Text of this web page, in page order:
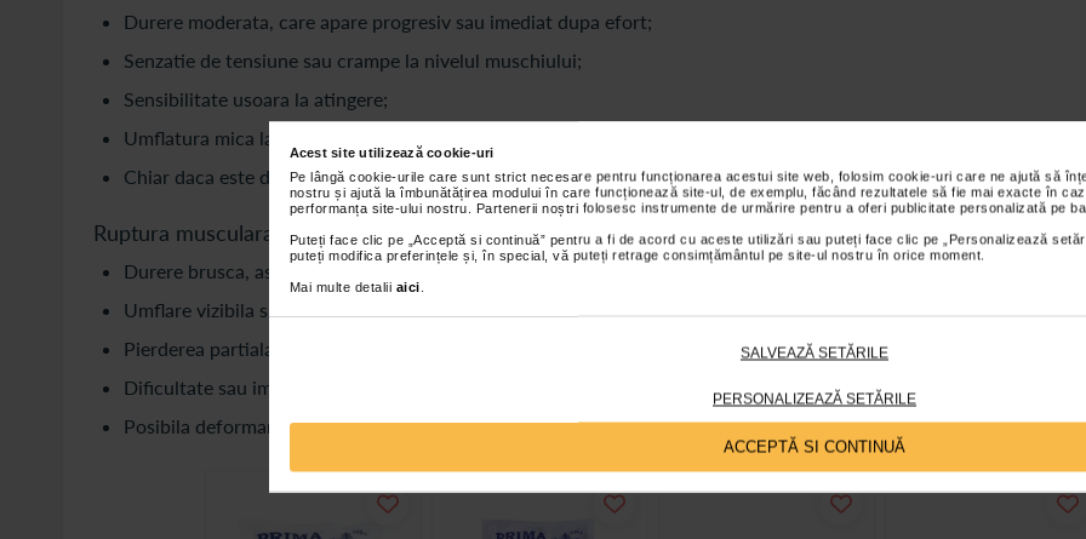
Acest site utilizează cookie-uri
Pe lângă cookie-urile care sunt strict necesare pentru funcționarea acestui site web, folosim cookie-uri care ne ajută să
nostru și ajută la îmbunătățirea modului în care funcționează site-ul, de exemplu, făcând rezultatele să fie mai exacte în
performanța site-ului nostru. Partenerii noștri folosesc instrumente de urmărire pentru a oferi publicitate personalizată pe
Puteți face clic pe „Acceptă si continuă” pentru a fi de acord cu aceste utilizări sau puteți face clic pe „Personalizează
puteți modifica preferințele și, în special, vă puteți retrage consimțământul pe site-ul nostru în orice moment.
Mai multe detalii aici
SALVEAZĂ SETĂRILE
PERSONALIZEAZĂ SETĂRILE
ACCEPTĂ SI CONTINUĂ
Durere moderata, care apare progresiv sau imediat dupa efort;
Senzatie de tensiune sau crampe la nivelul muschiului;
Sensibilitate usoara la atingere;
Umflatura mica la nivel loca- uneori;
Chiar daca este dureros, zona afectata poate fi folosita in continuare.
Ruptura musculara:
Durere brusca, ascutita, descrisa ca o lovitura sau ca un pocnet resimtite la nivelul muschiului;
Umflare vizibila si vanataie care apare rapid;
Pierderea partiala sau totala a fortei musculare;
Dificultate sau imposibilitate de a misca zona afectata;
Posibila deformare vizibila a muschiului, daca ruptura este completa.